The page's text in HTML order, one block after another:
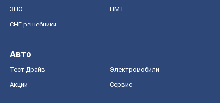
ЗНО НМТ
СНГ решебники
Авто
Тест Драйв Электромобили
Акции Сервис